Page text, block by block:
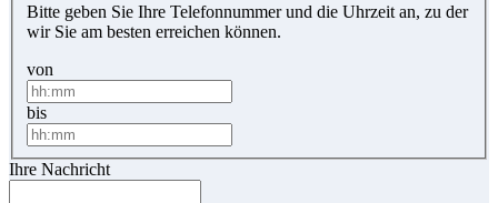
Bitte geben Sie Ihre Telefonnummer und die Uhrzeit an, zu der
wir Sie am besten erreichen können.
von
bis
Ihre Nachricht